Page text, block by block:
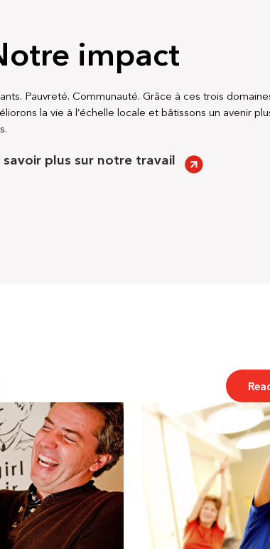
impact
Pauvreté. Communauté. Grâce à ces trois
la vie à l’échelle locale et bâtissons un avenir
savoir plus sur notre travail